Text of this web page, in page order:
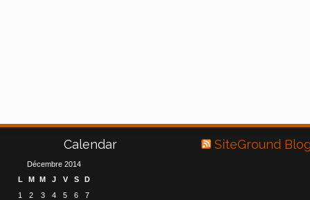
Calendar
Décembre 2014
L
M M J V S
D
1
2 3 4 5 6
7
SiteGround